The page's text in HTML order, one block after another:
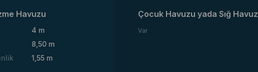
Havuzu
4 m
8,50 m
1,55 m
Çocuk Havuzu yada Sığ Havuz
Var